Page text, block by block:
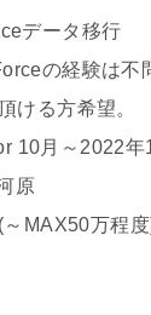
データ移行
験は不問
ける方希望。
10月～2022年
原
MAX50万程